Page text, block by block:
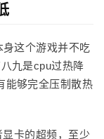
这个游戏并不吃
九是cpu过热降
能够完全压制散热
卡的超频，至少